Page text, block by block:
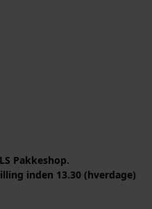
Pakkeshop.
inden 13.30 (hverdage)